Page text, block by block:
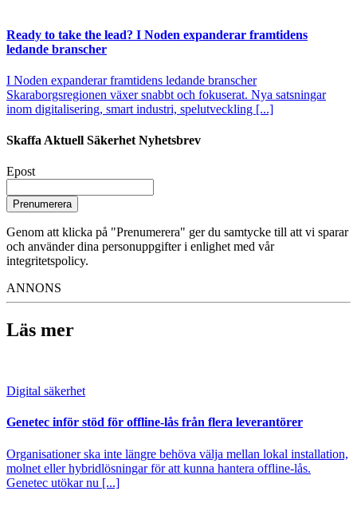
Ready to take the lead? I Noden expanderar framtidens
ledande branscher
I Noden expanderar framtidens ledande branscher
Skaraborgsregionen växer snabbt och fokuserat. Nya satsningar
inom digitalisering, smart industri, spelutveckling [...]
Skaffa Aktuell Säkerhet Nyhetsbrev
Epost
Prenumerera
Genom att klicka på "Prenumerera" ger du samtycke till att vi sparar
och använder dina personuppgifter i enlighet med vår
integritetspolicy.
ANNONS
Läs mer
Digital säkerhet
Genetec inför stöd för offline-lås från flera leverantörer
Organisationer ska inte längre behöva välja mellan lokal installation,
molnet eller hybridlösningar för att kunna hantera offline-lås.
Genetec utökar nu [...]